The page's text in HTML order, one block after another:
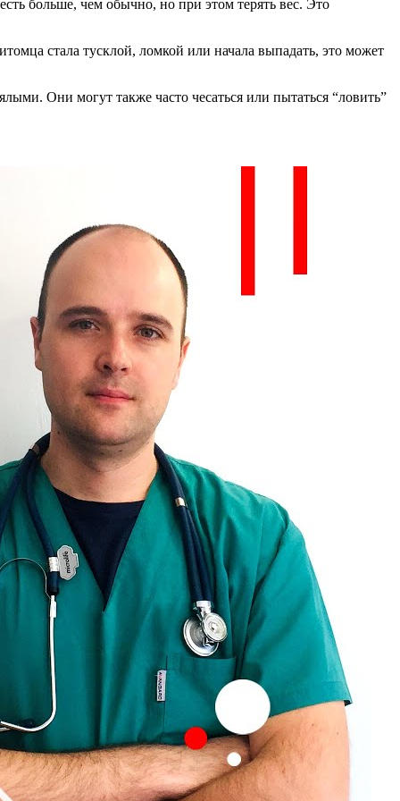
больше, чем обычно, но при этом терять вес. Это
стала тусклой, ломкой или начала выпадать, это может
Они могут также часто чесаться или пытаться “ловить”